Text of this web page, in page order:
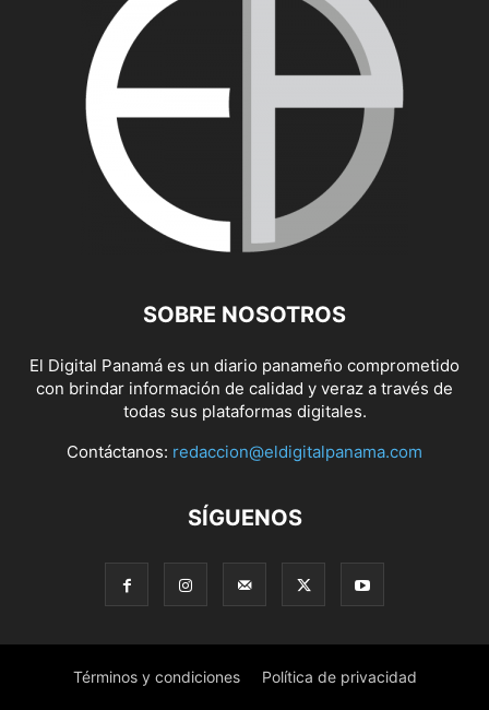
SOBRE NOSOTROS
El Digital Panamá es un diario panameño comprometido
con brindar información de calidad y veraz a través de
todas sus plataformas digitales.
Contáctanos: redaccion@eldigitalpanama.com
SÍGUENOS
Términos y condiciones Política de privacidad